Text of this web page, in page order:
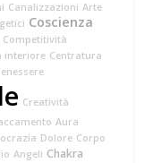
Canalizzazioni Arte
Coscienza
Competitività
interiore Centratura
Creatività
Aura
Dolore Corpo
Angeli Chakra